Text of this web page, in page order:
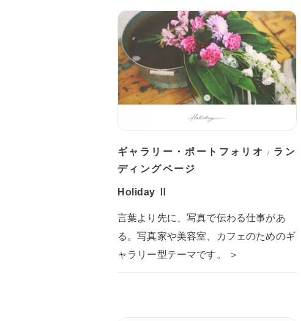
ギャラリー・ポートフォリオ / ラン
ディングページ
Holiday Ⅱ
言葉より先に、写真で伝わる仕事があ
る。写真家や美容室、カフェのためのギ
ャラリー型テーマです。 ＞